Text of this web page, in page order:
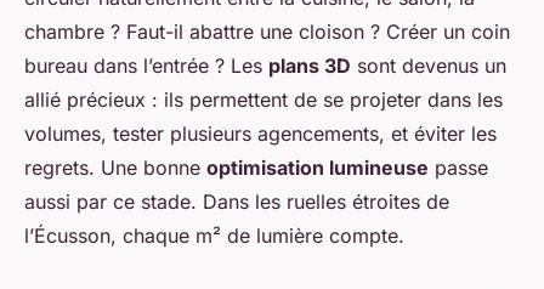
chambre ? Faut-il abattre une cloison ? Créer un coin
bureau dans l’entrée ? Les plans 3D sont devenus un
allié précieux : ils permettent de se projeter dans les
volumes, tester plusieurs agencements, et éviter les
regrets. Une bonne optimisation lumineuse passe
aussi par ce stade. Dans les ruelles étroites de
l’Écusson, chaque m² de lumière compte.